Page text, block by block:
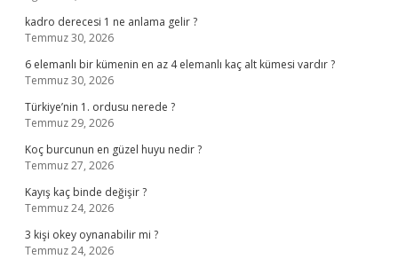
kadro derecesi 1 ne anlama gelir ?
Temmuz 30, 2026
6 elemanlı bir kümenin en az 4 elemanlı kaç alt kümesi vardır ?
Temmuz 30, 2026
Türkiye’nin 1. ordusu nerede ?
Temmuz 29, 2026
Koç burcunun en güzel huyu nedir ?
Temmuz 27, 2026
Kayış kaç binde değişir ?
Temmuz 24, 2026
3 kişi okey oynanabilir mi ?
Temmuz 24, 2026